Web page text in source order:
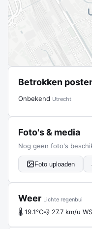
Betrokken
Onbekend Utrecht
Foto's & media
Nog geen foto's
Foto uploaden
Weer Lichte regenbui
🌡 19.1°C💨 27.7 km/u